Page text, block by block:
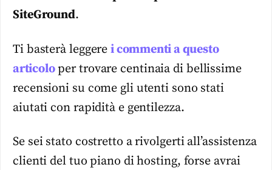
SiteGround.
Ti basterà leggerei commenti a questo
articoloper trovare centinaia di bellissime
recensioni su come gli utenti sono stati
aiutati con rapidità e gentilezza.
Se sei stato costretto a rivolgerti all’assistenza
clienti del tuo piano di hosting, forse avrai